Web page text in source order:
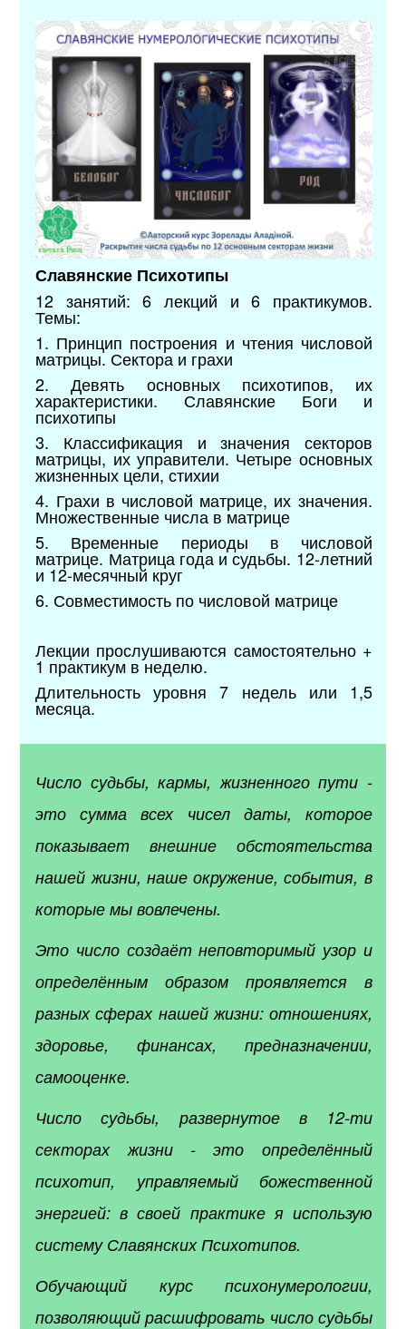
Славянские Психотипы
12 занятий: 6 лекций и 6 практикумов.
Темы:
1. Принцип построения и чтения числовой
матрицы. Сектора и грахи
2. Девять основных психотипов, их
характеристики. Славянские Боги и
психотипы
3. Классификация и значения секторов
матрицы, их управители. Четыре основных
жизненных цели, стихии
4. Грахи в числовой матрице, их значения.
Множественные числа в матрице
5. Временные периоды в числовой
матрице. Матрица года и судьбы. 12-летний
и 12-месячный круг
6. Совместимость по числовой матрице
Лекции прослушиваются самостоятельно +
1 практикум в неделю.
Длительность уровня 7 недель или 1,5
месяца.
Число судьбы, кармы, жизненного пути -
это сумма всех чисел даты, которое
показывает внешние обстоятельства
нашей жизни, наше окружение, события, в
которые мы вовлечены.
Это число создаёт неповторимый узор и
определённым образом проявляется в
разных сферах нашей жизни: отношениях,
здоровье, финансах, предназначении,
самооценке.
Число судьбы, развернутое в 12-ти
секторах жизни - это определённый
психотип, управляемый божественной
энергией: в своей практике я использую
систему Славянских Психотипов.
Обучающий курс психонумерологии,
позволяющий расшифровать число судьбы